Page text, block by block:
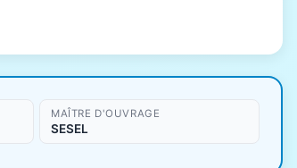
MAÎTRE D'OUVRAGE
SESEL